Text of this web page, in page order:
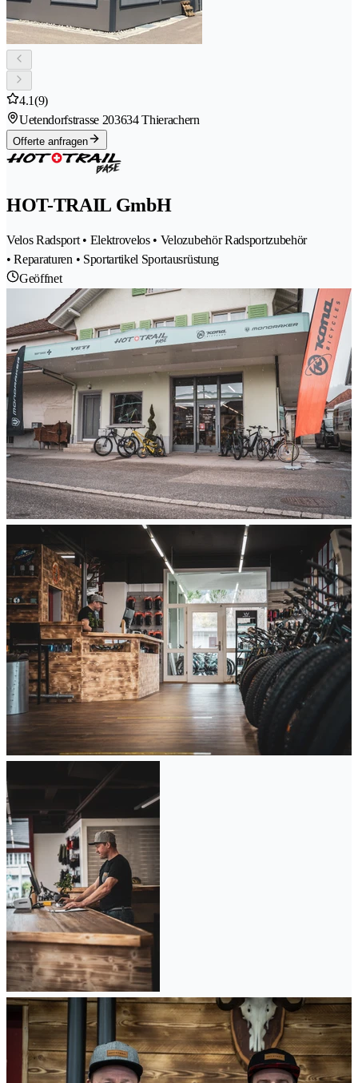
4.1(9)
Uetendorfstrasse 203634 Thierachern
Offerte anfragen
HOT-TRAIL GmbH
Velos Radsport • Elektrovelos • Velozubehör Radsportzubehör
• Reparaturen • Sportartikel Sportausrüstung
Geöffnet